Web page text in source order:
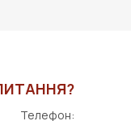
Телефон: